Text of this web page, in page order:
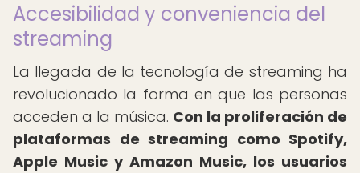
Accesibilidad y conveniencia del
streaming
La llegada de la tecnología de streaming ha
revolucionado la forma en que las personas
acceden a la música. Con la proliferación de
plataformas de streaming como Spotify,
Apple Music y Amazon Music, los usuarios